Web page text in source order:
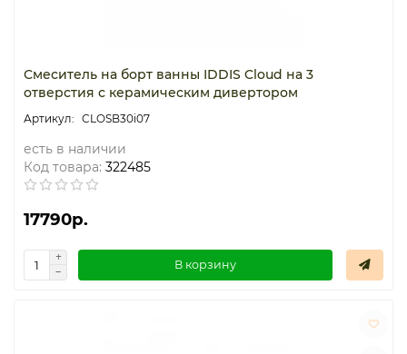
Смеситель на борт ванны IDDIS Cloud на 3
отверстия с керамическим дивертором
CLOSB30i07
есть в наличии
Код товара: 322485
17790р.
В корзину